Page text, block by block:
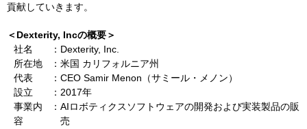
貢献していきます。
＜ Dexterity, Incの概要＞
社名
： Dexterity, Inc.
所在地
： 米国 カリフォルニア州
代表
： CEO Samir Menon（サミール・メノン）
設立
： 2017年
事業内
容
： AIロボティクスソフトウェアの開発および実装製品の販
売